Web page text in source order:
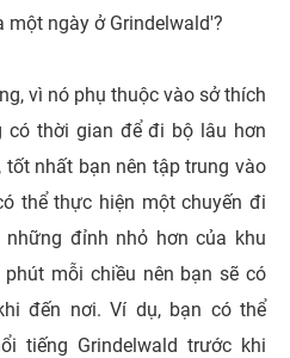
ngày ở Grindelwald'?
vì nó phụ thuộc vào sở thích
có thời gian để đi bộ lâu hơn
nhất bạn nên tập trung vào
thể thực hiện một chuyến đi
đỉnh nhỏ hơn của khu
mỗi chiều nên bạn sẽ có
đến nơi. Ví dụ, bạn có thể
tiếng Grindelwald trước khi